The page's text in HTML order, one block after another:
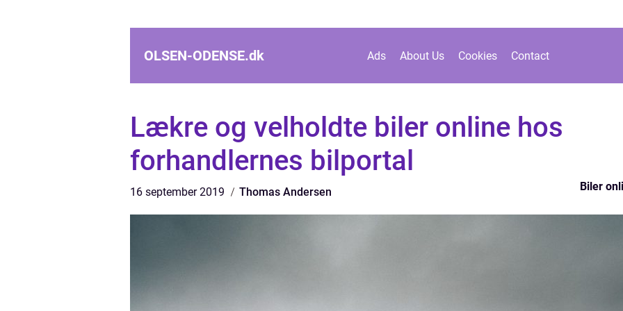
OLSEN-ODENSE.dk Ads About Us Cookies Contact
Lækre og velholdte biler online hos
forhandlernes bilportal
16 september 2019 Thomas Andersen Biler